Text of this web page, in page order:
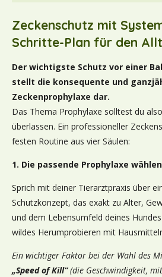
Zeckenschutz mit
Schritte-Plan für den
Der wichtigste Schutz vor einer
stellt die konsequente und
Zeckenprophylaxe dar.
Das Thema Prophylaxe solltest du
überlassen. Ein professioneller
festen Routine aus vier Säulen:
1. Die passende Prophylaxe wählen
Sprich mit deiner Tierarztpraxis über
Schutzkonzept, das exakt zu Alter,
und dem Lebensumfeld deines
wildes Herumprobieren mit
Ein wichtiger Faktor bei der Wahl des
„Speed of Kill“(die Geschwindigkeit,